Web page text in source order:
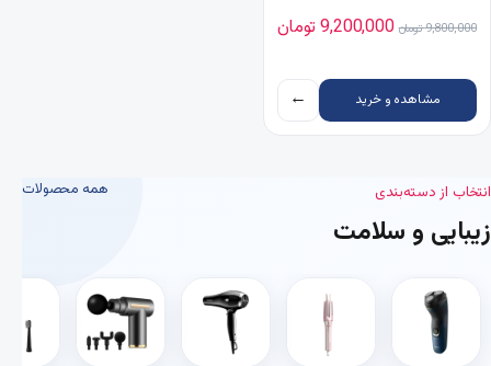
9,800,000تومان قیمت اصلی 9,800,000 تومان بود.
9,200,000 تومانقیمت فعلی 9,200,000 تومان است.
مشاهده و خرید ←
انتخاب از دسته‌بندی
زیبایی و سلامت
همه محصولات